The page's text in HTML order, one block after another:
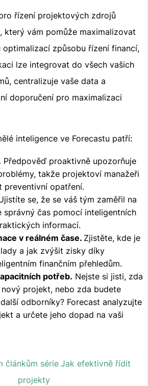
řízení projektových zdrojů
který vám pomůže maximalizovat
způsobu řízení financí,
lze integrovat do všech vašich
centralizuje vaše data a
doporučení pro maximalizaci
inteligence ve Forecastu patří:
Předpověď proaktivně upozorňuje
takže projektoví manažeři
preventivní opatření.
se, že se váš tým zaměřil na
správný čas pomocí inteligentních
informací.
v reálném čase. Zjistěte, kde je
a jak zvýšit zisky díky
finančním přehledům.
potřeb. Nejste si jisti, zda
projekt, nebo zda budete
odborníky? Forecast analyzujte
a určete jeho dopad na vaši
článkům série Jak efektivně řídit
projekty